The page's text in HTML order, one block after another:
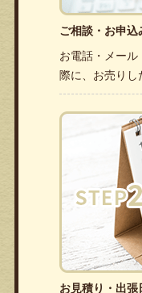
ご相談・お申込
お電話・メー
際に、お売りし
お見積り・出張